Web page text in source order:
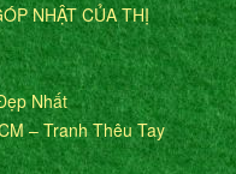
NHẬT CỦA THỊ
Nhất
– Tranh Thêu Tay